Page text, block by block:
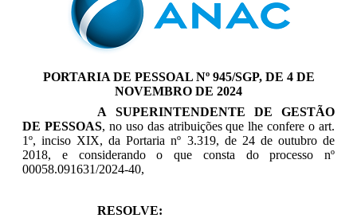
PORTARIA DE PESSOAL Nº 945/SGP, DE 4 DE
NOVEMBRO DE 2024
A SUPERINTENDENTE DE GESTÃO
DE PESSOAS, no uso das atribuições que lhe confere o art.
1º, inciso XIX, da Portaria nº 3.319, de 24 de outubro de
2018, e considerando o que consta do processo nº
00058.091631/2024-40,
RESOLVE: